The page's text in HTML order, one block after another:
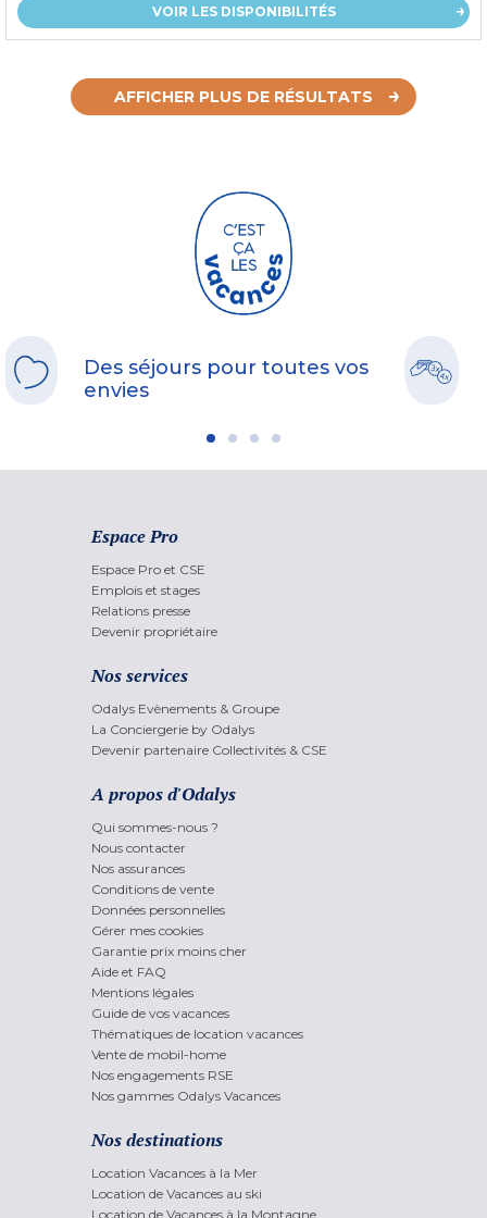
VOIR LES DISPONIBILITÉS
AFFICHER PLUS DE RÉSULTATS
Des séjours pour toutes vos
envies
Espace Pro
Espace Pro et CSE
Emplois et stages
Relations presse
Devenir propriétaire
Nos services
Odalys Evènements & Groupe
La Conciergerie by Odalys
Devenir partenaire Collectivités & CSE
A propos d'Odalys
Qui sommes-nous ?
Nous contacter
Nos assurances
Conditions de vente
Données personnelles
Gérer mes cookies
Garantie prix moins cher
Aide et FAQ
Mentions légales
Guide de vos vacances
Thématiques de location vacances
Vente de mobil-home
Nos engagements RSE
Nos gammes Odalys Vacances
Nos destinations
Location Vacances à la Mer
Location de Vacances au ski
Location de Vacances à la Montagne